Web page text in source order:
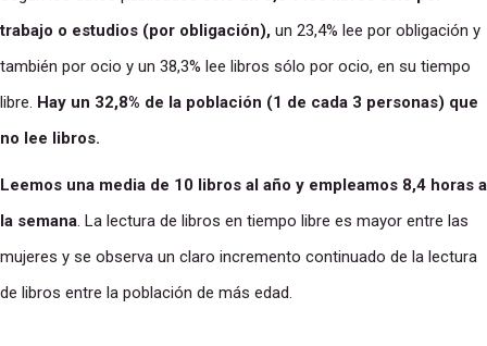
trabajo o estudios (por obligación), un 23,4% lee por obligación y
también por ocio y un 38,3% lee libros sólo por ocio, en su tiempo
libre. Hay un 32,8% de la población (1 de cada 3 personas) que
no lee libros.
Leemos una media de 10 libros al año y empleamos 8,4 horas a
la semana. La lectura de libros en tiempo libre es mayor entre las
mujeres y se observa un claro incremento continuado de la lectura
de libros entre la población de más edad.